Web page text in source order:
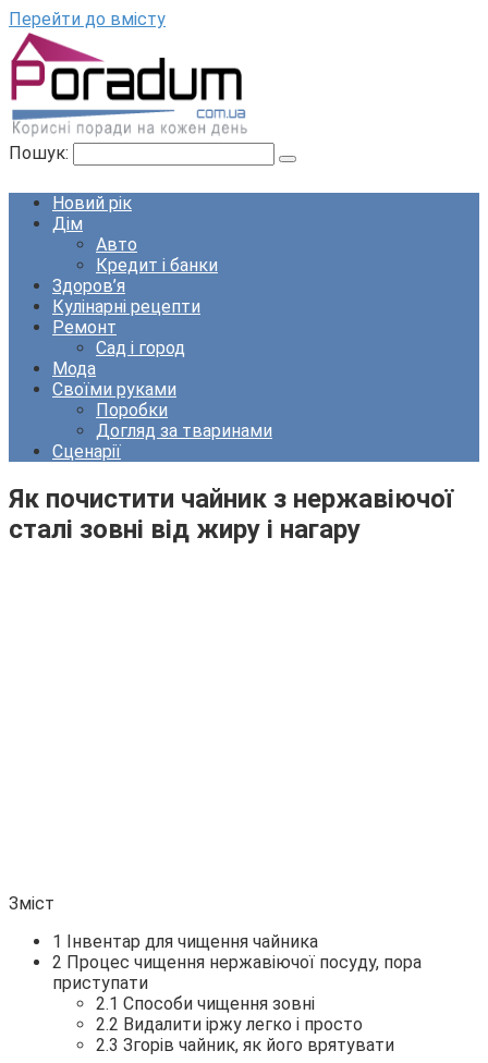
Перейти до вмісту
Пошук:
Новий рік
Дім
Авто
Кредит і банки
Здоров’я
Кулінарні рецепти
Ремонт
Сад і город
Мода
Своїми руками
Поробки
Догляд за тваринами
Сценарії
Як почистити чайник з нержавіючої
сталі зовні від жиру і нагару
Зміст
1 Інвентар для чищення чайника
2 Процес чищення нержавіючої посуду, пора
приступати
2.1 Способи чищення зовні
2.2 Видалити іржу легко і просто
2.3 Згорів чайник, як його врятувати